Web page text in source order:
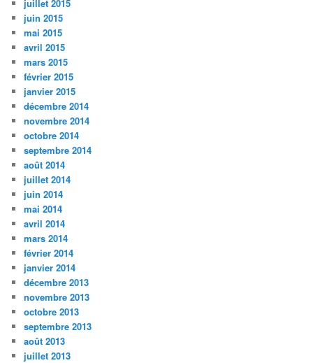
juillet 2015
juin 2015
mai 2015
avril 2015
mars 2015
février 2015
janvier 2015
décembre 2014
novembre 2014
octobre 2014
septembre 2014
août 2014
juillet 2014
juin 2014
mai 2014
avril 2014
mars 2014
février 2014
janvier 2014
décembre 2013
novembre 2013
octobre 2013
septembre 2013
août 2013
juillet 2013